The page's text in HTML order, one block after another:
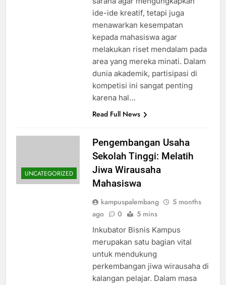
ide-ide kreatif, tetapi juga
menawarkan kesempatan
kepada mahasiswa agar
melakukan riset mendalam pada
area yang mereka minati. Dalam
dunia akademik, partisipasi di
kompetisi ini sangat penting
karena hal…
Read Full News
UNCATEGORIZED
Pengembangan Usaha
Sekolah Tinggi: Melatih
Jiwa Wirausaha
Mahasiswa
kampuspalembang
5 months
ago
0 5 mins
Inkubator Bisnis Kampus
merupakan satu bagian vital
untuk mendukung
perkembangan jiwa wirausaha di
kalangan pelajar. Dalam masa